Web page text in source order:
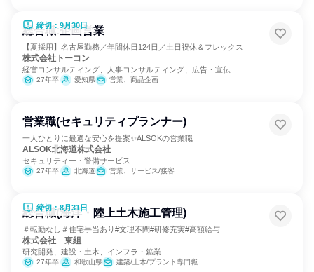
締切：9月30日
総合職:企画営業
【夏採用】名古屋勤務／年間休日124日／土日祝休＆フレックス
株式会社トーコン
経営コンサルティング、人事コンサルティング、広告・宣伝
27年卒 愛知県 営業、商品企画
営業職(セキュリティプランナー)
一人ひとりに最適な安心を提案✨ALSOKの営業職
ALSOK北海道株式会社
セキュリティー・警備サービス
27年卒 北海道 営業、サービス/接客
締切：8月31日
総合職(海洋・陸上土木施工管理)
＃転勤なし＃住宅手当あり#文理不問#研修充実#高額給与
株式会社 東組
研究開発、建設・土木、インフラ・鉱業
27年卒 和歌山県 建築/土木/プラント専門職